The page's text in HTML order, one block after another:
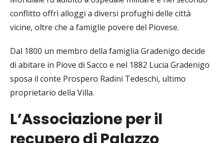
conflitto offrì alloggi a diversi profughi delle città
vicine, oltre che a famiglie povere del Piovese.
Dal 1800 un membro della famiglia Gradenigo decide
di abitare in Piove di Sacco e nel 1882 Lucia Gradenigo
sposa il conte Prospero Radini Tedeschi, ultimo
proprietario della Villa.
L’Associazione per il
recupero di Palazzo